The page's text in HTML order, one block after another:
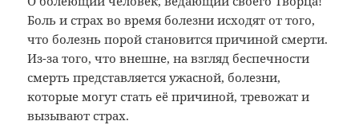
Боль и страх во время болезни исходят от того,
что болезнь порой становится причиной смерти.
Из-за того, что внешне, на взгляд беспечности
смерть представляется ужасной, болезни,
которые могут стать её причиной, тревожат и
вызывают страх.